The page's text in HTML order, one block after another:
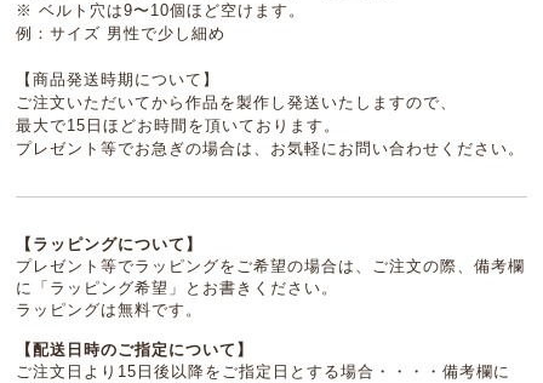
※ ベルト穴は9〜10個ほど空けます。
例：サイズ 男性で少し細め
【商品発送時期について】
ご注文いただいてから作品を製作し発送いたしますので、
最大で15日ほどお時間を頂いております。
プレゼント等でお急ぎの場合は、お気軽にお問い合わせください。
【ラッピングについて】
プレゼント等でラッピングをご希望の場合は、ご注文の際、備考欄
に「ラッピング希望」とお書きください。
ラッピングは無料です。
【配送日時のご指定について】
ご注文日より15日後以降をご指定日とする場合・・・・備考欄に